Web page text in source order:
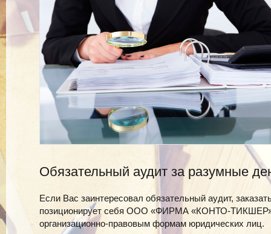
Обязательный аудит за разумные
Если Вас заинтересовал обязательный аудит,
позиционирует себя ООО «ФИРМА «КОНТО-ТИКШЕР».
организационно-правовым формам юридических лиц.